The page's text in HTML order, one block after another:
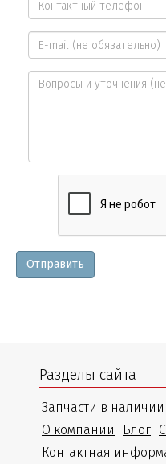
имя
*
Контактный
телефон
*
E-
mail
Вопросы
уточнения
Отправить
Разделы сайта
Запчасти в наличии
О компании
Блог
Контактная